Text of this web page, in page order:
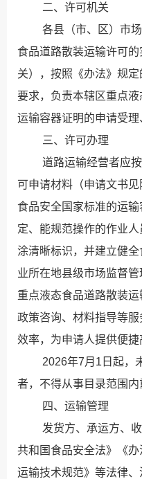
二、许可机关
各县（市、区）市场
食品道路散装运输许可
关），按照《办法》规
要求，负责本辖区重点液
运输容器证明的申请受理
三、许可办理
道路运输经营者应
可申请材料（申请文书
食品安全国家标准的运
定、能规范操作的作业
涂清晰标识，并建立健
业所在地县级市场监督管
重点液态食品道路散装运
政策咨询、材料指导等
效率，为申请人提供便捷
2026年7月1日起，未
者，不得从事目录范围内
四、运输管理
发货方、承运方、收
共和国食品安全法》《
运输技术规范》等法律